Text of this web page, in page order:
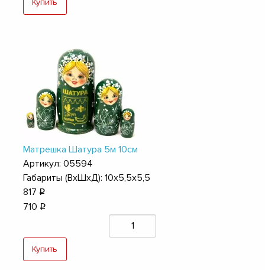
Купить
Матрешка Шатура 5м 10см
Артикул: 05594
Габариты (ВхШхД): 10х5,5х5,5
817 q
710 q
Купить